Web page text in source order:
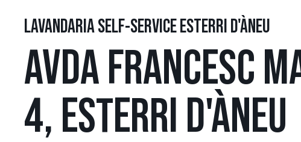
LAVANDARIA SELF-SERVICE ESTERRI D'ÀNEU
AVDA FRANCESC
4, ESTERRI D'ÀNEU